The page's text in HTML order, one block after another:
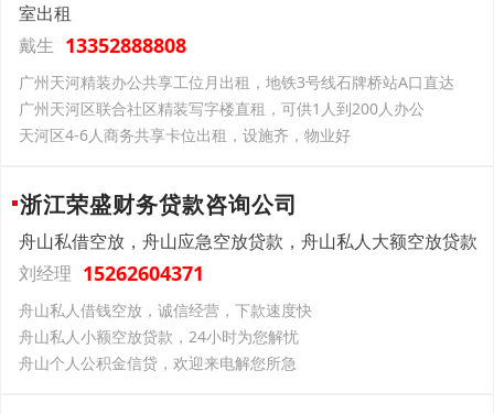
室出租
戴生 13352888808
广州天河精装办公共享工位月出租，地铁3号线石牌桥站A口直达
广州天河区联合社区精装写字楼直租，可供1人到200人办公
天河区4-6人商务共享卡位出租，设施齐，物业好
浙江荣盛财务贷款咨询公司
舟山私借空放，舟山应急空放贷款，舟山私人大额空放贷款
刘经理 15262604371
舟山私人借钱空放，诚信经营，下款速度快
舟山私人小额空放贷款，24小时为您解忧
舟山个人公积金信贷，欢迎来电解您所急